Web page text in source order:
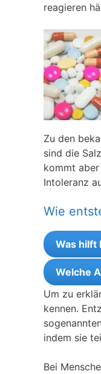
reagieren
Zu den
sind die
kommt
Intoleranz
Wie
Was hilft
Welche
Um zu
kennen.
indem sie
Bei